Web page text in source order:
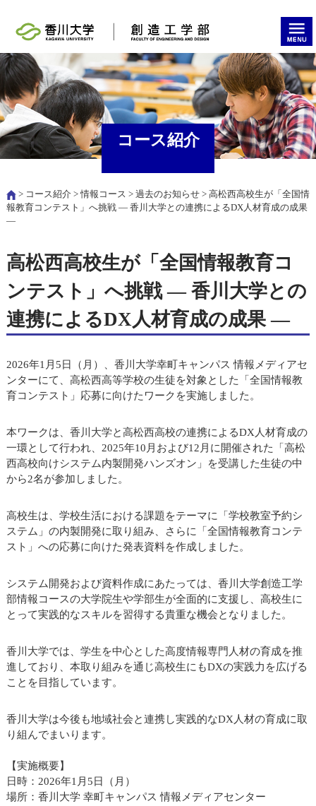
コース紹介
> コース紹介>情報コース > 過去のお知らせ> 高松西高校生が「全国情
報教育コンテスト」へ挑戦 ― 香川大学との連携によるDX人材育成の成果
―
高松西高校生が「全国情報教育コ
ンテスト」へ挑戦 ― 香川大学との
連携によるDX人材育成の成果 ―
2026年1月5日（月）、香川大学幸町キャンパス 情報メディアセ
ンターにて、高松西高等学校の生徒を対象とした「全国情報教
育コンテスト」応募に向けたワークを実施しました。
本ワークは、香川大学と高松西高校の連携によるDX人材育成の
一環として行われ、2025年10月および12月に開催された「高松
西高校向けシステム内製開発ハンズオン」を受講した生徒の中
から2名が参加しました。
高校生は、学校生活における課題をテーマに「学校教室予約シ
ステム」の内製開発に取り組み、さらに「全国情報教育コンテ
スト」への応募に向けた発表資料を作成しました。
システム開発および資料作成にあたっては、香川大学創造工学
部情報コースの大学院生や学部生が全面的に支援し、高校生に
とって実践的なスキルを習得する貴重な機会となりました。
香川大学では、学生を中心とした高度情報専門人材の育成を推
進しており、本取り組みを通じ高校生にもDXの実践力を広げる
ことを目指しています。
香川大学は今後も地域社会と連携し実践的なDX人材の育成に取
り組んでまいります。
【実施概要】
日時：2026年1月5日（月）
場所：香川大学 幸町キャンパス 情報メディアセンター